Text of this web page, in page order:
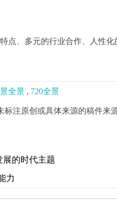
点、多元的行业合作、人性化
全景 , 720全景
注原创或具体来源的稿件来
展的时代主题
力